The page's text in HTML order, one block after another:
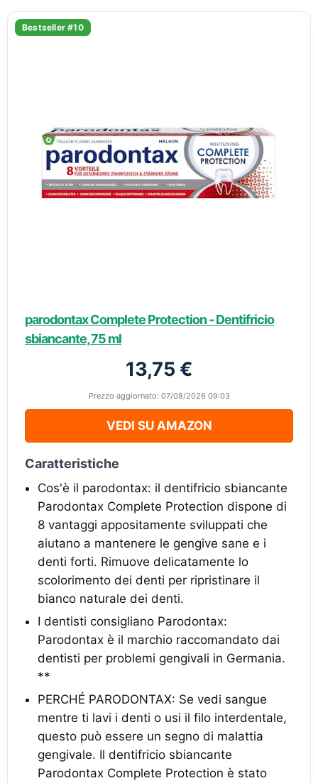
Bestseller #10
parodontax Complete Protection - Dentifricio
sbiancante, 75 ml
13,75 €
Prezzo aggiornato: 07/08/2026 09:03
VEDI SU AMAZON
Caratteristiche
Cos'è il parodontax: il dentifricio sbiancante
Parodontax Complete Protection dispone di
8 vantaggi appositamente sviluppati che
aiutano a mantenere le gengive sane e i
denti forti. Rimuove delicatamente lo
scolorimento dei denti per ripristinare il
bianco naturale dei denti.
I dentisti consigliano Parodontax:
Parodontax è il marchio raccomandato dai
dentisti per problemi gengivali in Germania.
**
PERCHÉ PARODONTAX: Se vedi sangue
mentre ti lavi i denti o usi il filo interdentale,
questo può essere un segno di malattia
gengivale. Il dentifricio sbiancante
Parodontax Complete Protection è stato